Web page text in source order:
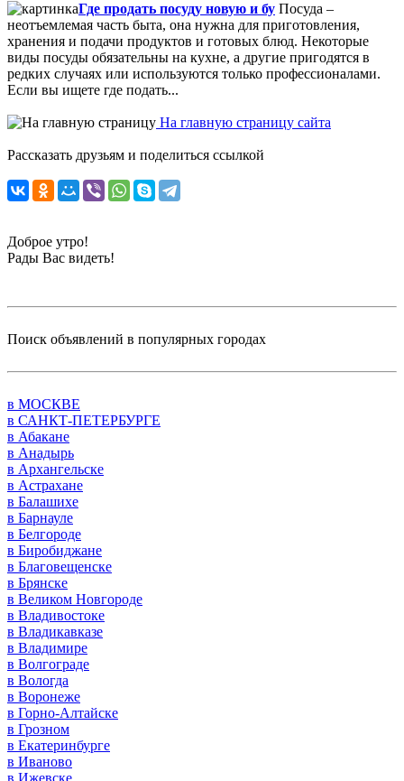
Где продать посуду новую и бу Посуда –
неотъемлемая часть быта, она нужна для приготовления,
хранения и подачи продуктов и готовых блюд. Некоторые
виды посуды обязательны на кухне, а другие пригодятся в
редких случаях или используются только профессионалами.
Если вы ищете где подать...
На главную страницу сайта
Рассказать друзьям и поделиться ссылкой
Доброе утро!
Рады Вас видеть!
Поиск объявлений в популярных городах
в МОСКВЕ
в САНКТ-ПЕТЕРБУРГЕ
в Абакане
в Анадырь
в Архангельске
в Астрахане
в Балашихе
в Барнауле
в Белгороде
в Биробиджане
в Благовещенске
в Брянске
в Великом Новгороде
в Владивостоке
в Владикавказе
в Владимире
в Волгограде
в Вологда
в Воронеже
в Горно-Алтайске
в Грозном
в Екатеринбурге
в Иваново